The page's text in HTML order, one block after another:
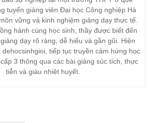
tuyển giảng viên Đại học Công nghiệp Hà
vững và kinh nghiệm giảng dạy thực tế.
hành cùng học sinh, thầy được biết đến
dạy rõ ràng, dễ hiểu và gần gũi. Hiện
dehocsinhgioi, tiếp tục truyền cảm hứng học
3 thông qua các bài giảng súc tích, thực
tiễn và giàu nhiệt huyết.